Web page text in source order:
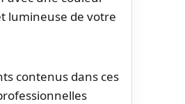
lumineuse de votre
contenus dans ces